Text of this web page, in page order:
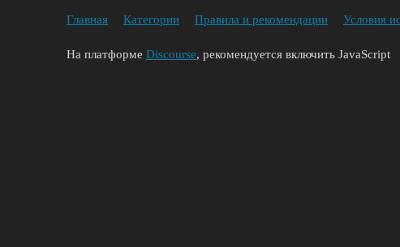
Главная Категории Правила и рекомендации Условия
На платформе Discourse, рекомендуется включить JavaScript